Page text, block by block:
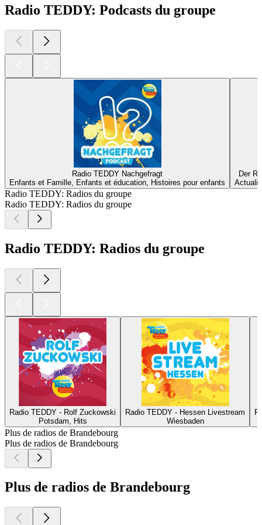
Radio TEDDY: Podcasts du groupe
Radio TEDDY Nachgefragt
Enfants et Famille, Enfants et éducation, Histoires pour enfants
Der
Radio TEDDY: Radios du groupe
Radio TEDDY: Radios du groupe
Radio TEDDY: Radios du groupe
Radio TEDDY - Rolf Zuckowski
Potsdam, Hits
Radio TEDDY - Hessen Livestream
Wiesbaden
Plus de radios de Brandebourg
Plus de radios de Brandebourg
Plus de radios de Brandebourg